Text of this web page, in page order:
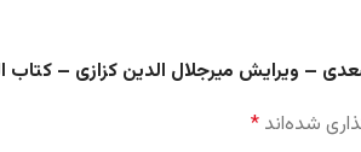
– ویرایش میرجلال الدین کزازی – کتاب
شده‌اند *